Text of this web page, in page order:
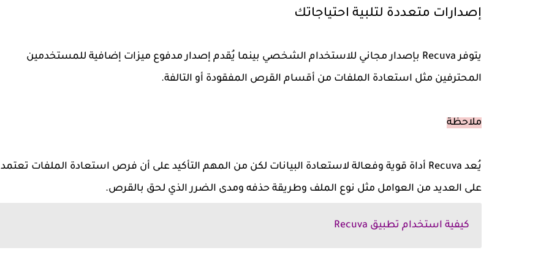
إصدارات متعددة لتلبية احتياجاتك
يتوفر Recuva بإصدار مجاني للاستخدام الشخصي بينما يُقدم إصدار مدفوع ميزات إضافية للمستخدمين
المحترفين مثل استعادة الملفات من أقسام القرص المفقودة أو التالفة.
ملاحظة
يُعد Recuva أداة قوية وفعالة لاستعادة البيانات لكن من المهم التأكيد على أن فرص استعادة الملفات تعتمد
على العديد من العوامل مثل نوع الملف وطريقة حذفه ومدى الضرر الذي لحق بالقرص.
كيفية استخدام تطبيق Recuva